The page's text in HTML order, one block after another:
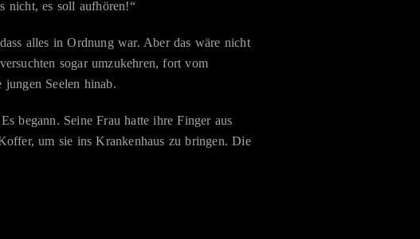
nicht, es soll aufhören!“
alles in Ordnung war. Aber das wäre nicht
sogar umzukehren, fort vom
Seelen hinab.
begann. Seine Frau hatte ihre Finger aus
um sie ins Krankenhaus zu bringen. Die